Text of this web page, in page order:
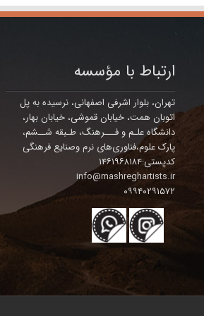
ارتباط با مؤسسه
تهران، بلوار اشرفی اصفهانی، نرسیده به پل
اتوبان همت، خیابان قموشی، خیابان بهار،
دانشگاه علـم و فـــرهنگ، طـبقه شــشم،
پارک علوم،فناوری‌های نرم وصنایع فرهنگی
کدپستی:۱۴۶۱۹۶۸۱۸۴
info@mashreghartists.ir
۰۹۹۴۰۲۹۱۵۷۲